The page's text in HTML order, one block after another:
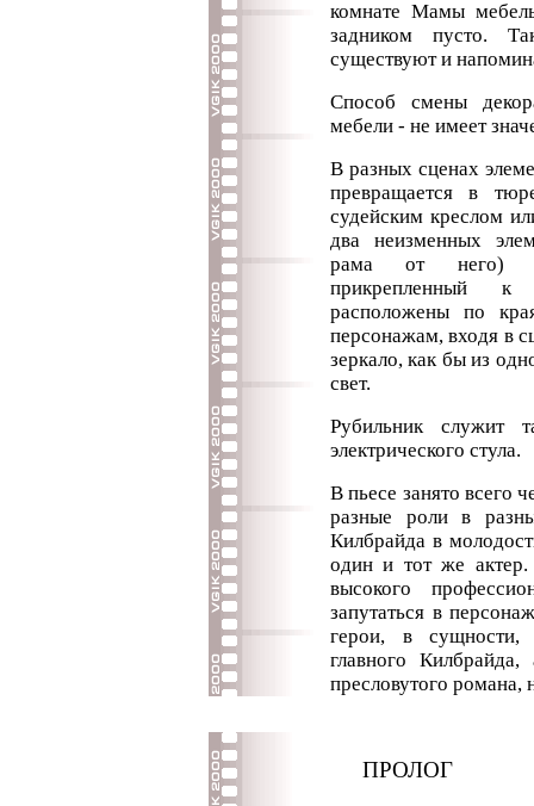
комнате Мамы
задником пусто.
существуют и
Способ смены
мебели - не имеет
В разных сценах
превращается в
судейским креслом
два неизменных
рама от него) и
прикрепленный
расположены по
персонажам, входя в
зеркало, как бы из
свет.
Рубильник служит
электрического стула.
В пьесе занято всего
разные роли в
Килбрайда в
один и тот же актер.
высокого
запутаться в
герои, в сущности,
главного Килбрайда,
пресловутого романа,
ПРОЛОГ